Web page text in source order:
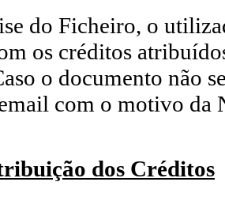
do Ficheiro, o
os créditos
o documento não
com o motivo da
dos Créditos